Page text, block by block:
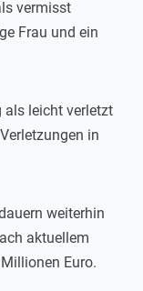
vermisst
Frau und ein
als leicht verletzt
in
weiterhin
aktuellem
Euro.